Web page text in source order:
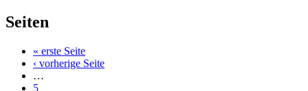
Seiten
« erste Seite
‹ vorherige Seite
…
5